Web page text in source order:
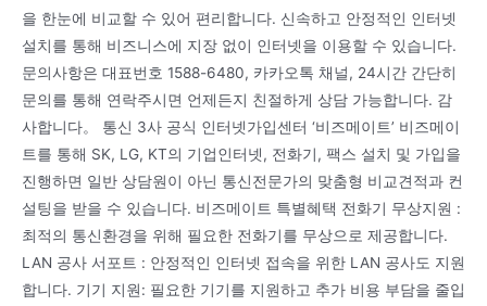
을 한눈에 비교할 수 있어 편리합니다. 신속하고 안정적인 인터넷
설치를 통해 비즈니스에 지장 없이 인터넷을 이용할 수 있습니다.
문의사항은 대표번호 1588-6480, 카카오톡 채널, 24시간 간단히
문의를 통해 연락주시면 언제든지 친절하게 상담 가능합니다. 감
사합니다。 통신 3사 공식 인터넷가입센터 ‘비즈메이트’ 비즈메이
트를 통해 SK, LG, KT의 기업인터넷, 전화기, 팩스 설치 및 가입을
진행하면 일반 상담원이 아닌 통신전문가의 맞춤형 비교견적과 컨
설팅을 받을 수 있습니다. 비즈메이트 특별혜택 전화기 무상지원 :
최적의 통신환경을 위해 필요한 전화기를 무상으로 제공합니다.
LAN 공사 서포트 : 안정적인 인터넷 접속을 위한 LAN 공사도 지원
합니다. 기기 지원: 필요한 기기를 지원하고 추가 비용 부담을 줄입